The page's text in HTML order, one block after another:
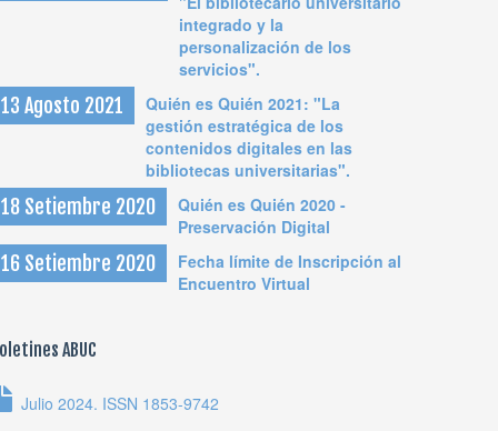
integrado y la
personalización de los
servicios".
13 Agosto 2021
Quién es Quién 2021: "La
gestión estratégica de los
contenidos digitales en las
bibliotecas universitarias".
18 Setiembre 2020
Quién es Quién 2020 -
Preservación Digital
16 Setiembre 2020
Fecha límite de Inscripción al
Encuentro Virtual
ABUC
Julio 2024. ISSN 1853-9742